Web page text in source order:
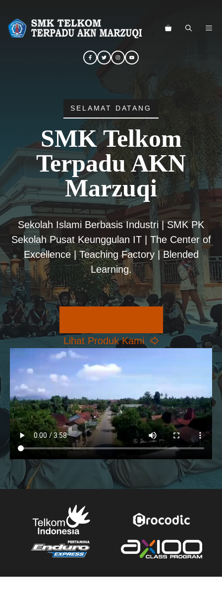
SELAMAT DATANG
SMK Telkom
Terpadu AKN
Marzuqi
Sekolah Islami Berbasis Industri | SMK PK
Sekolah Pusat Keunggulan IT | The Center of
Excellence | Teaching Factory | Blended
Learning.
Lihat Produk Kami